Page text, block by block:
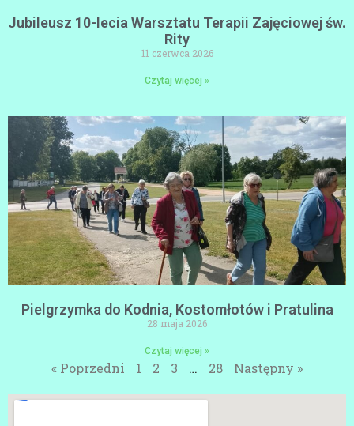
Jubileusz 10-lecia Warsztatu Terapii Zajęciowej św.
Rity
11 czerwca 2026
Czytaj więcej »
Pielgrzymka do Kodnia, Kostomłotów i Pratulina
28 maja 2026
Czytaj więcej »
« Poprzedni 1 2 3 … 28 Następny »